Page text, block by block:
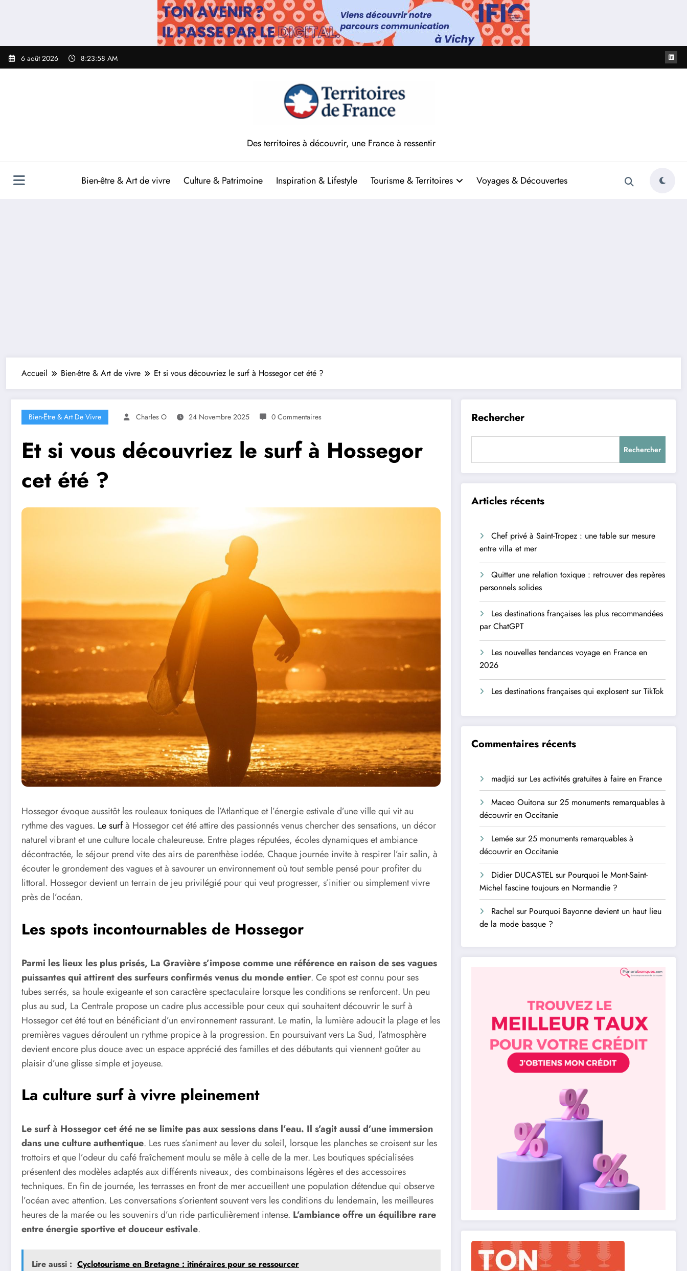
6 août 2026 8:23:59 AM
Des territoires à découvrir, une France à ressentir
Bien-être & Art de vivre Culture & Patrimoine Inspiration & Lifestyle Tourisme & Territoires Voyages & Découvertes
Accueil Bien-être & Art de vivre Et si vous découvriez le surf à Hossegor cet été ?
Bien-Être & Art De Vivre Charles O 24 Novembre 2025 0 Commentaires
Et si vous découvriez le surf à Hossegor
cet été ?
Hossegor évoque aussitôt les rouleaux toniques de l’Atlantique et l’énergie estivale d’une ville qui vit au
rythme des vagues. Le surfà Hossegor cet été attire des passionnés venus chercher des sensations, un décor
naturel vibrant et une culture locale chaleureuse. Entre plages réputées, écoles dynamiques et ambiance
décontractée, le séjour prend vite des airs de parenthèse iodée. Chaque journée invite à respirer l’air salin, à
écouter le grondement des vagues et à savourer un environnement où tout semble pensé pour profiter du
littoral. Hossegor devient un terrain de jeu privilégié pour qui veut progresser, s’initier ou simplement vivre
près de l’océan.
Les spots incontournables de Hossegor
Parmi les lieux les plus prisés, La Gravière s’impose comme une référence en raison de ses vagues
puissantes qui attirent des surfeurs confirmés venus du monde entier. Ce spot est connu pour ses
tubes serrés, sa houle exigeante et son caractère spectaculaire lorsque les conditions se renforcent. Un peu
plus au sud, La Centrale propose un cadre plus accessible pour ceux qui souhaitent découvrir le surf à
Hossegor cet été tout en bénéficiant d’un environnement rassurant. Le matin, la lumière adoucit la plage et les
premières vagues déroulent un rythme propice à la progression. En poursuivant vers La Sud, l’atmosphère
devient encore plus douce avec un espace apprécié des familles et des débutants qui viennent goûter au
plaisir d’une glisse simple et joyeuse.
La culture surf à vivre pleinement
Le surf à Hossegor cet été ne se limite pas aux sessions dans l’eau. Il s’agit aussi d’une immersion
dans une culture authentique. Les rues s’animent au lever du soleil, lorsque les planches se croisent sur les
trottoirs et que l’odeur du café fraîchement moulu se mêle à celle de la mer. Les boutiques spécialisées
présentent des modèles adaptés aux différents niveaux, des combinaisons légères et des accessoires
techniques. En fin de journée, les terrasses en front de mer accueillent une population détendue qui observe
l’océan avec attention. Les conversations s’orientent souvent vers les conditions du lendemain, les meilleures
heures de la marée ou les souvenirs d’un ride particulièrement intense. L’ambiance offre un équilibre rare
entre énergie sportive et douceur estivale.
Lire aussi : Cyclotourisme en Bretagne : itinéraires pour se ressourcer
Rechercher
Rechercher
Articles récents
Chef privé à Saint-Tropez : une table sur mesure
entre villa et mer
Quitter une relation toxique : retrouver des repères
personnels solides
Les destinations françaises les plus recommandées
par ChatGPT
Les nouvelles tendances voyage en France en
2026
Les destinations françaises qui explosent sur TikTok
Commentaires récents
madjid sur Les activités gratuites à faire en France
Maceo Ouitona sur25 monuments remarquables à
découvrir en Occitanie
Lemée sur25 monuments remarquables à
découvrir en Occitanie
Didier DUCASTEL sur Pourquoi le Mont-Saint-
Michel fascine toujours en Normandie ?
Rachel sur Pourquoi Bayonne devient un haut lieu
de la mode basque ?